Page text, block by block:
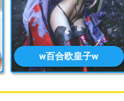
w百合欧皇子w